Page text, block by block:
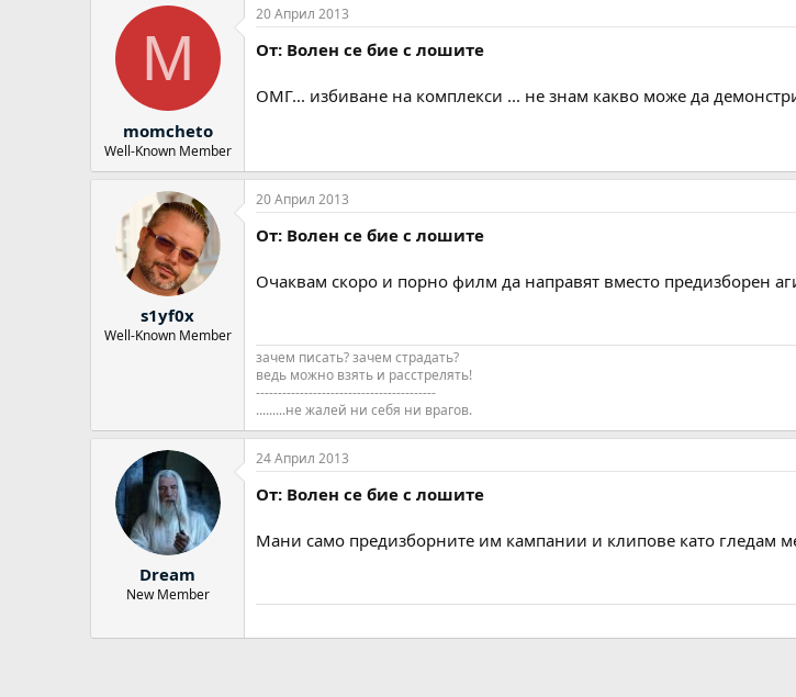
M
momcheto
Well-Known Member
20 Април 2013
От: Волен се бие с лошите
ОМГ... избиване на комплекси ... не знам какво може да
s1yf0x
Well-Known Member
20 Април 2013
От: Волен се бие с лошите
Очаквам скоро и порно филм да направят вместо предизборен
зачем писать? зачем страдать?
ведь можно взять и расстрелять!
-----------------------------------------
.........не жалей ни себя ни врагов.
Dream
New Member
24 Април 2013
От: Волен се бие с лошите
Мани само предизборните им кампании и клипове като гледам